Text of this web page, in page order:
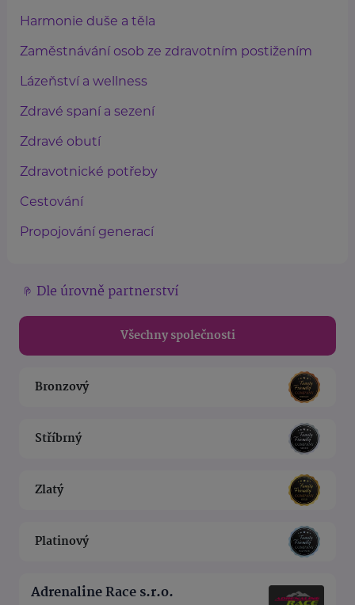
Harmonie duše a těla
Zaměstnávání osob ze zdravotním postižením
Lázeňství a wellness
Zdravé spaní a sezení
Zdravé obutí
Zdravotnické potřeby
Cestování
Propojování generací
Dle úrovně partnerství
Všechny společnosti
Bronzový
Stříbrný
Zlatý
Platinový
Adrenaline Race s.r.o.